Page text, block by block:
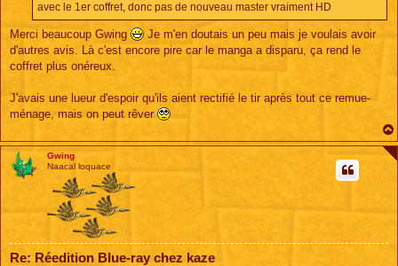
avec le 1er coffret, donc pas de nouveau master vraiment HD
Merci beaucoup Gwing
Je m'en doutais un peu mais je voulais avoir
d'autres avis. Là c'est encore pire car le manga a disparu, ça rend le
coffret plus onéreux.
J'avais une lueur d'espoir qu'ils aient rectifié le tir après tout ce remue-
ménage, mais on peut rêver
Gwing
Naacal loquace
Re: Réedition Blue-ray chez kaze